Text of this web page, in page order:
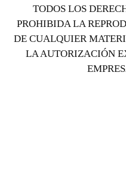
TODOS LOS
PROHIBIDA LA
DE CUALQUIER
LA AUTORIZACIÓN